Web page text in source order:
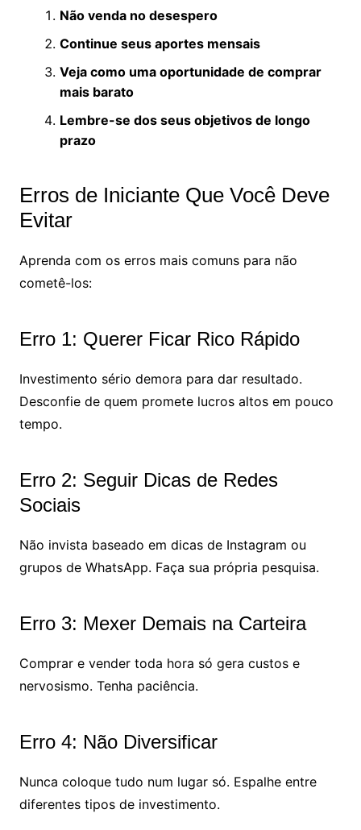
Não venda no desespero
Continue seus aportes mensais
Veja como uma oportunidade de comprar
mais barato
Lembre-se dos seus objetivos de longo
prazo
Erros de Iniciante Que Você Deve
Evitar
Aprenda com os erros mais comuns para não
cometê-los:
Erro 1: Querer Ficar Rico Rápido
Investimento sério demora para dar resultado.
Desconfie de quem promete lucros altos em pouco
tempo.
Erro 2: Seguir Dicas de Redes
Sociais
Não invista baseado em dicas de Instagram ou
grupos de WhatsApp. Faça sua própria pesquisa.
Erro 3: Mexer Demais na Carteira
Comprar e vender toda hora só gera custos e
nervosismo. Tenha paciência.
Erro 4: Não Diversificar
Nunca coloque tudo num lugar só. Espalhe entre
diferentes tipos de investimento.